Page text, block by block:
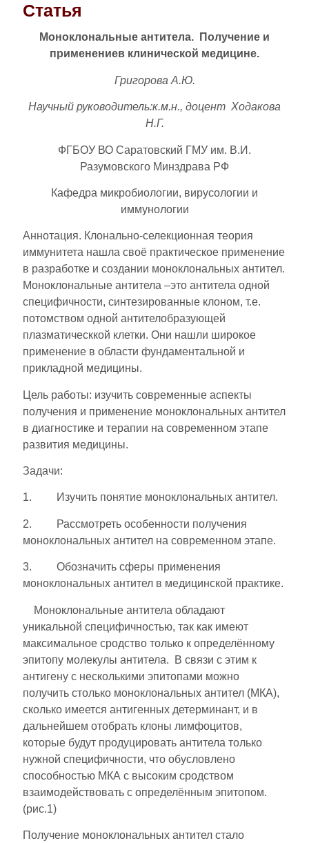
Статья
Моноклональные антитела. Получение и
применениев клинической медицине.
Григорова А.Ю.
Научный руководитель:к.м.н., доцент Ходакова
Н.Г.
ФГБОУ ВО Саратовский ГМУ им. В.И.
Разумовского Минздрава РФ
Кафедра микробиологии, вирусологии и
иммунологии
Аннотация. Клонально-селекционная теория
иммунитета нашла своё практическое применение
в разработке и создании моноклональных антител.
Моноклональные антитела –это антитела одной
специфичности, синтезированные клоном, т.е.
потомством одной антителобразующей
плазматическкой клетки. Они нашли широкое
применение в области фундаментальной и
прикладной медицины.
Цель работы: изучить современные аспекты
получения и применение моноклональных антител
в диагностике и терапии на современном этапе
развития медицины.
Задачи:
1. Изучить понятие моноклональных антител.
2. Рассмотреть особенности получения
моноклональных антител на современном этапе.
3. Обозначить сферы применения
моноклональных антител в медицинской практике.
Моноклональные антитела обладают
уникальной специфичностью, так как имеют
максимальное сродство только к определённому
эпитопу молекулы антитела. В связи с этим к
антигену с несколькими эпитопами можно
получить столько моноклональных антител (МКА),
сколько имеется антигенных детерминант, и в
дальнейшем отобрать клоны лимфоцитов,
которые будут продуцировать антитела только
нужной специфичности, что обусловлено
способностью МКА с высоким сродством
взаимодействовать с определённым эпитопом.
(рис.1)
Получение моноклональных антител стало